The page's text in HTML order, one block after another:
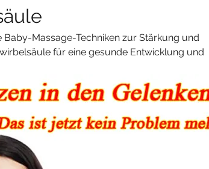
Baby-Massage-Techniken zur Stärkung und
für eine gesunde Entwicklung und